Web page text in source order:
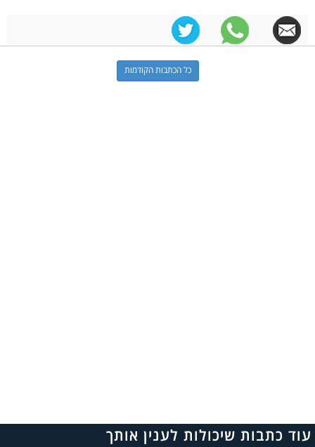
כל הכתבות הקודמות
עוד כתבות שיכולות לענין אותך